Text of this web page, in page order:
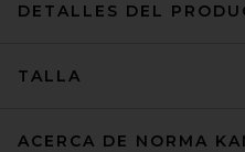
DETALLES DEL
TALLA
ACERCA DE NORMA